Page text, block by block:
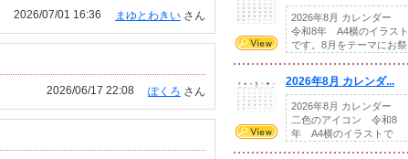
まゆとわきい さん
2026/07/01 16:36
ぽくろ さん
2026/06/17 22:08
2026年8月 カレンダー
令和8年 A4横のイラスト
です。8月をテーマにお祭
2026年8月 カレンダ...
2026年8月 カレンダー
二色のアイコン 令和8
年 A4横のイラストで